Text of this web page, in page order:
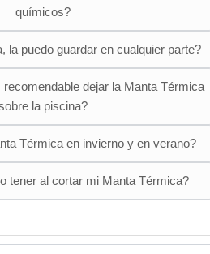
químicos?
la puedo guardar en cualquier parte?
dejar la Manta Térmica
la piscina?
Térmica en invierno y en verano?
tener al cortar mi Manta Térmica?